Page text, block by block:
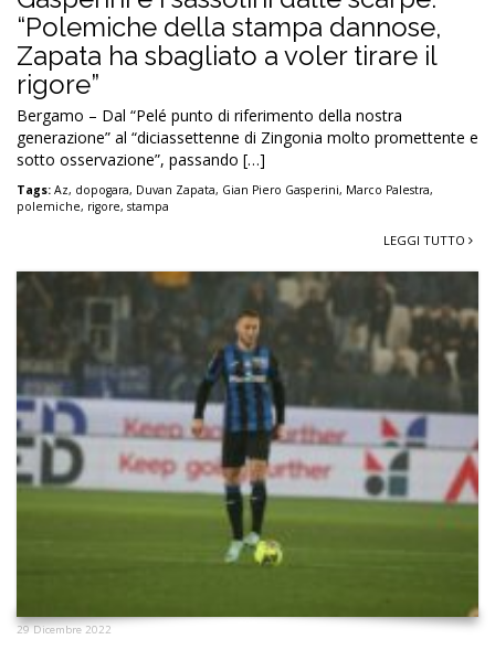
“Polemiche della stampa dannose,
Zapata ha sbagliato a voler tirare il
rigore”
Bergamo – Dal “Pelé punto di riferimento della nostra
generazione” al “diciassettenne di Zingonia molto promettente e
sotto osservazione”, passando […]
Tags: Az, dopogara, Duvan Zapata, Gian Piero Gasperini, Marco Palestra,
polemiche, rigore, stampa
LEGGI TUTTO
29 Dicembre 2022